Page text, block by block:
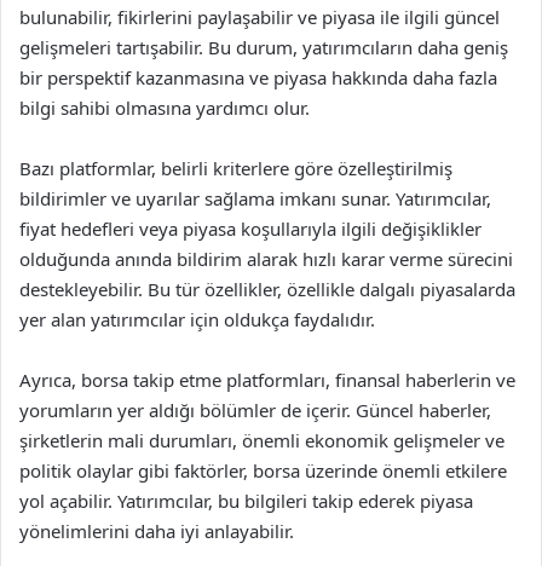
bulunabilir, fikirlerini paylaşabilir ve piyasa ile ilgili güncel
gelişmeleri tartışabilir. Bu durum, yatırımcıların daha geniş
bir perspektif kazanmasına ve piyasa hakkında daha fazla
bilgi sahibi olmasına yardımcı olur.
Bazı platformlar, belirli kriterlere göre özelleştirilmiş
bildirimler ve uyarılar sağlama imkanı sunar. Yatırımcılar,
fiyat hedefleri veya piyasa koşullarıyla ilgili değişiklikler
olduğunda anında bildirim alarak hızlı karar verme sürecini
destekleyebilir. Bu tür özellikler, özellikle dalgalı piyasalarda
yer alan yatırımcılar için oldukça faydalıdır.
Ayrıca, borsa takip etme platformları, finansal haberlerin ve
yorumların yer aldığı bölümler de içerir. Güncel haberler,
şirketlerin mali durumları, önemli ekonomik gelişmeler ve
politik olaylar gibi faktörler, borsa üzerinde önemli etkilere
yol açabilir. Yatırımcılar, bu bilgileri takip ederek piyasa
yönelimlerini daha iyi anlayabilir.